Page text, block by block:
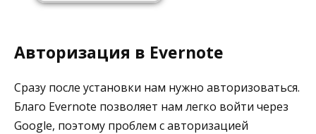
Авторизация в Evernote
Сразу после установки нам нужно авторизоваться.
Благо Evernote позволяет нам легко войти через
Google, поэтому проблем с авторизацией